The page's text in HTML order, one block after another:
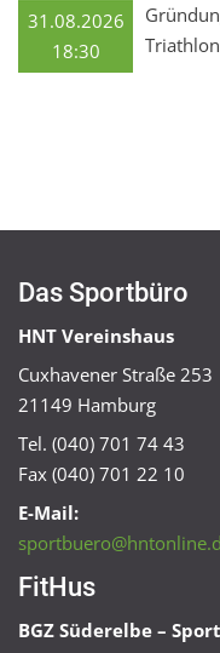
31.08.2026
18:30
Das Sportbüro
HNT Vereinshaus
Cuxhavener Straße 253
21149 Hamburg
Tel. (040) 701 74 43
Fax (040) 701 22 10
E-Mail:
FitHus
BGZ Süderelbe –